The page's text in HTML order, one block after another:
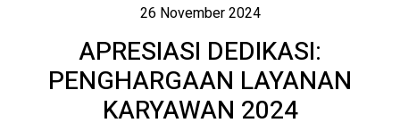
26 November 2024
APRESIASI DEDIKASI:
PENGHARGAAN LAYANAN
KARYAWAN 2024